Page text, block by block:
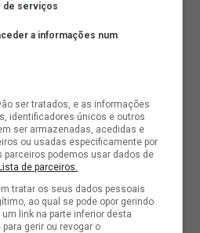
de serviços
a informações num
ser tratados, e as informações
identificadores únicos e outros
ser armazenadas, acedidas e
ou usadas especificamente por
podemos usar dados de
Lista de parceiros.
tratar os seus dados pessoais
ao qual se pode opor gerindo
link na parte inferior desta
gerir ou revogar o